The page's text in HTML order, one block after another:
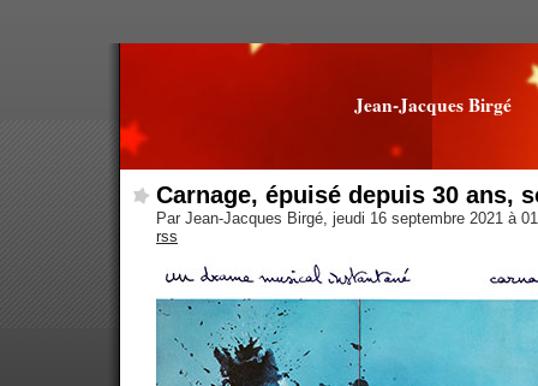
Jean-Jacques Birgé
Carnage, épuisé depuis 30 ans,
Par Jean-Jacques Birgé, jeudi 16 septembre 2021 à
rss